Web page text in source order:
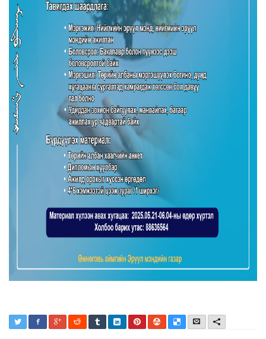
Twitter FacebookGoogle+Reddit TumblrLinkedInPinterestStumbleUpon
DeliciousEmail More